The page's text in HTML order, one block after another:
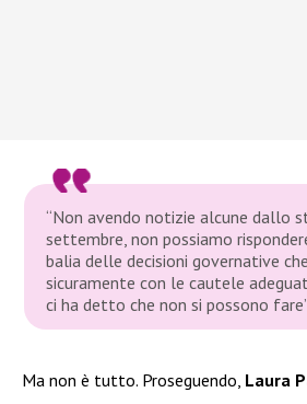
“Non avendo notizie alcune dallo
settembre, non possiamo
balia delle decisioni governative
sicuramente con le cautele
ci ha detto che non si possono
Ma non è tutto. Proseguendo, Laura